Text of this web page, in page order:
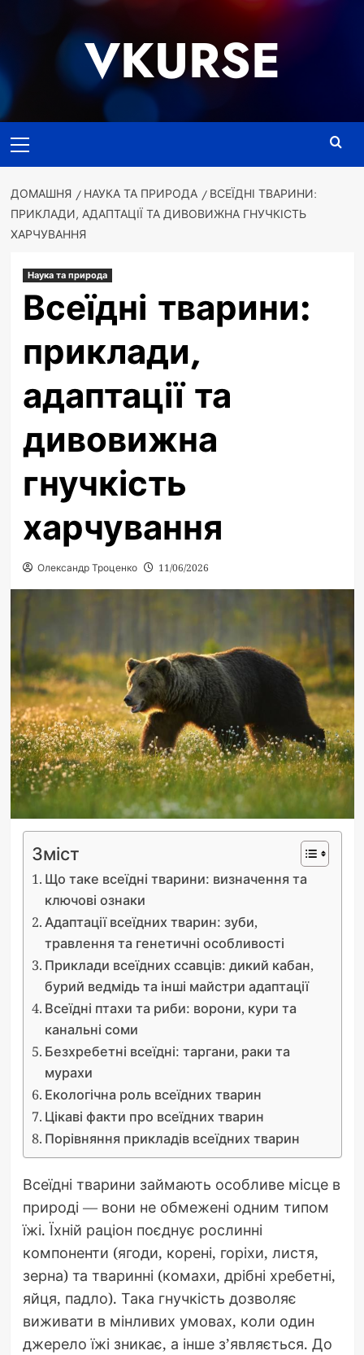
VKURSE
меню
ДОМАШНЯ НАУКА ТА ПРИРОДА
ВСЕЇДНІ ТВАРИНИ:
ПРИКЛАДИ, АДАПТАЦІЇ ТА ДИВОВИЖНА ГНУЧКІСТЬ
ХАРЧУВАННЯ
Наука та природа
Всеїдні тварини:
приклади,
адаптації та
дивовижна
гнучкість
харчування
Олександр Троценко 11/06/2026
Зміст
Що таке всеїдні тварини: визначення та
ключові ознаки
Адаптації всеїдних тварин: зуби,
травлення та генетичні особливості
Приклади всеїдних ссавців: дикий кабан,
бурий ведмідь та інші майстри адаптації
Всеїдні птахи та риби: ворони, кури та
канальні соми
Безхребетні всеїдні: таргани, раки та
мурахи
Екологічна роль всеїдних тварин
Цікаві факти про всеїдних тварин
Порівняння прикладів всеїдних тварин
Всеїдні тварини займають особливе місце в
природі — вони не обмежені одним типом
їжі. Їхній раціон поєднує рослинні
компоненти (ягоди, корені, горіхи, листя,
зерна) та тваринні (комахи, дрібні хребетні,
яйця, падло). Така гнучкість дозволяє
виживати в мінливих умовах, коли один
джерело їжі зникає, а інше з’являється. До